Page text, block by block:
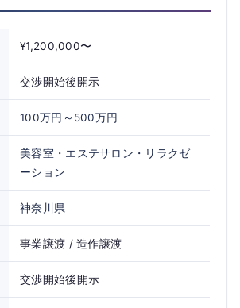
¥1,200,000〜
交渉開始後開示
100万円～500万円
美容室・エステサロン・リラクゼ
ーション
神奈川県
事業譲渡 / 造作譲渡
交渉開始後開示